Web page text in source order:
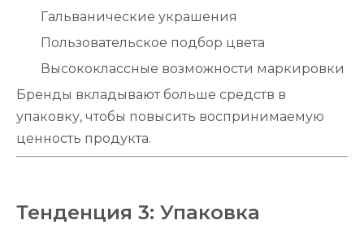
Гальванические украшения
Пользовательское подбор цвета
Высококлассные возможности маркировки
Бренды вкладывают больше средств в
упаковку, чтобы повысить воспринимаемую
ценность продукта.
Тенденция 3: Упаковка